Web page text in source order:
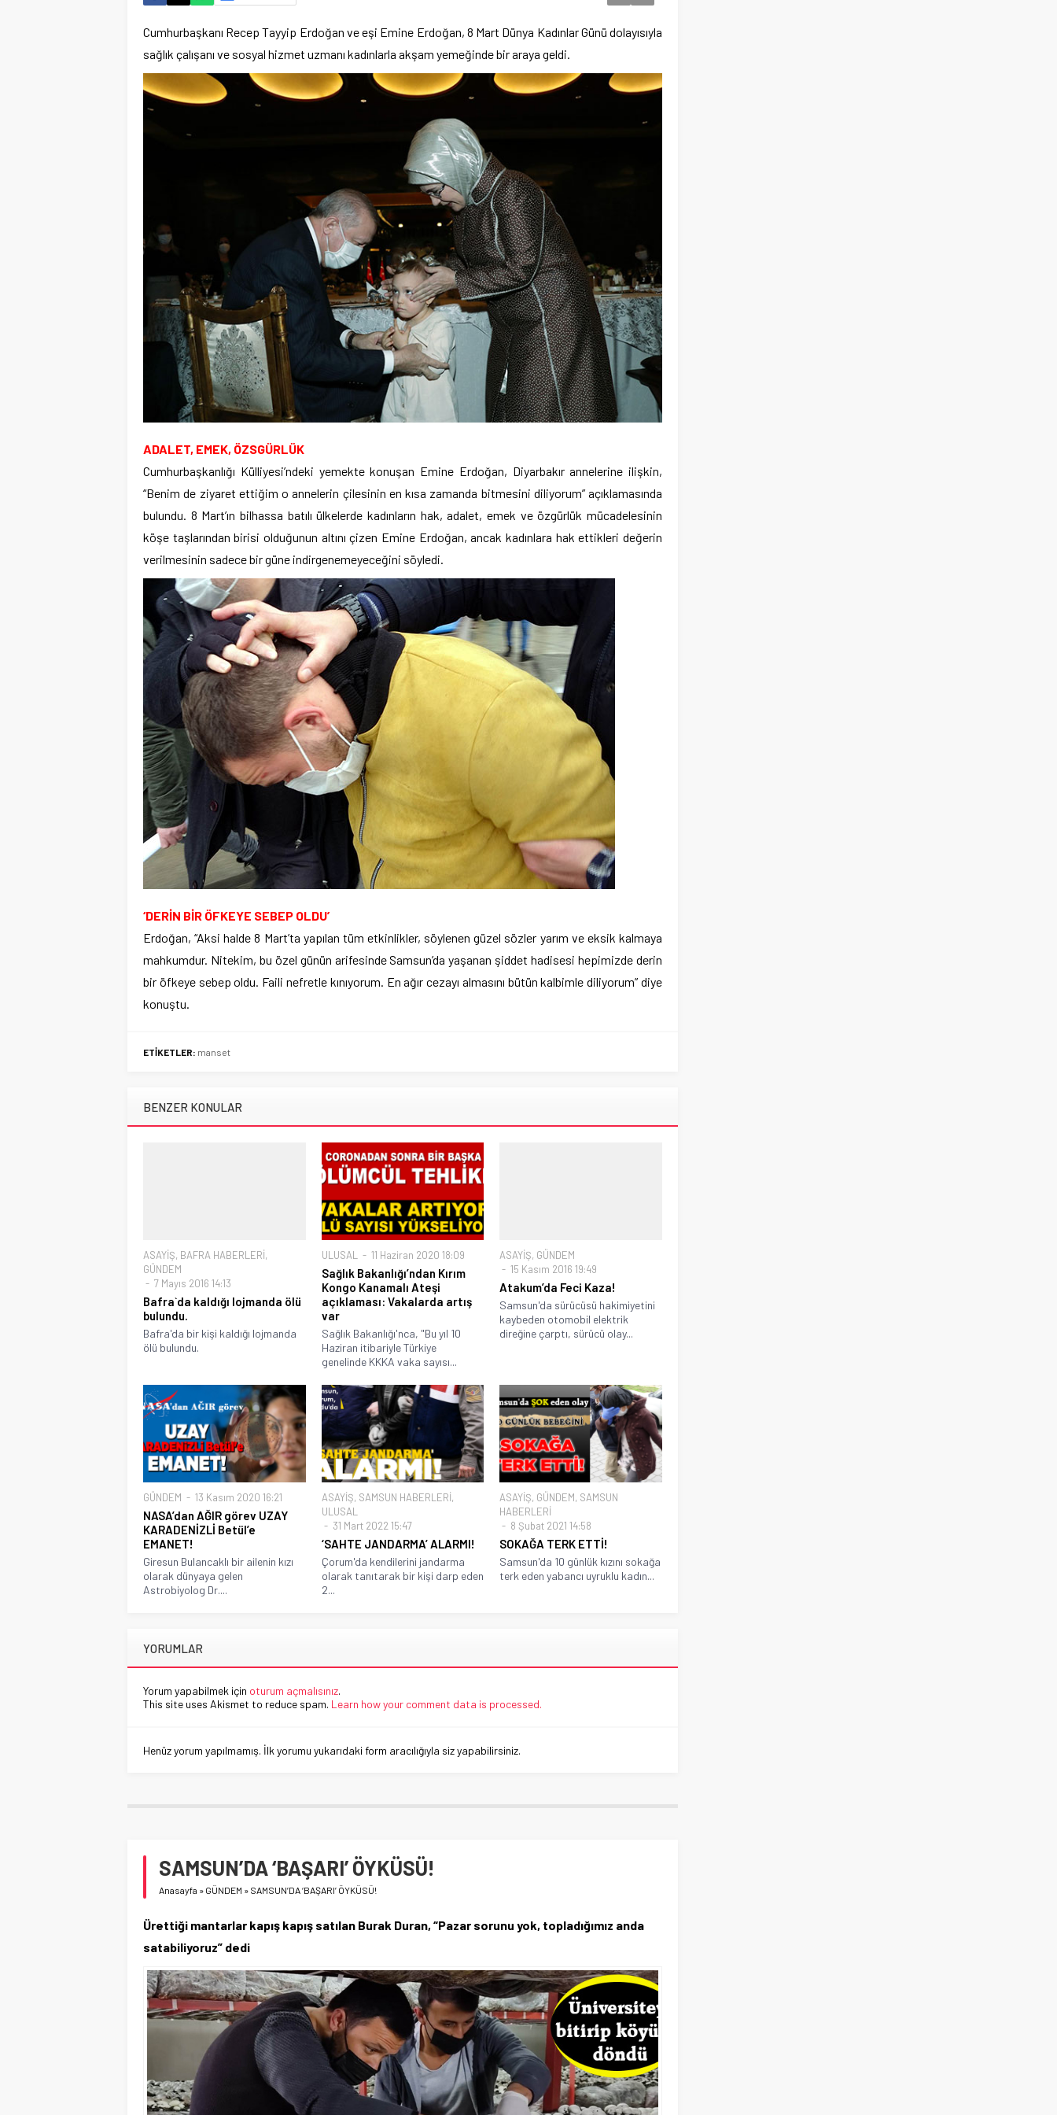
Cumhurbaşkanı Recep Tayyip Erdoğan ve eşi Emine Erdoğan, 8 Mart Dünya Kadınlar Günü dolayısıyla
sağlık çalışanı ve sosyal hizmet uzmanı kadınlarla akşam yemeğinde bir araya geldi.
ADALET, EMEK, ÖZSGÜRLÜK
Cumhurbaşkanlığı Külliyesi’ndeki yemekte konuşan Emine Erdoğan, Diyarbakır annelerine ilişkin,
“Benim de ziyaret ettiğim o annelerin çilesinin en kısa zamanda bitmesini diliyorum” açıklamasında
bulundu. 8 Mart’ın bilhassa batılı ülkelerde kadınların hak, adalet, emek ve özgürlük mücadelesinin
köşe taşlarından birisi olduğunun altını çizen Emine Erdoğan, ancak kadınlara hak ettikleri değerin
verilmesinin sadece bir güne indirgenemeyeceğini söyledi.
‘DERİN BİR ÖFKEYE SEBEP OLDU’
Erdoğan, “Aksi halde 8 Mart’ta yapılan tüm etkinlikler, söylenen güzel sözler yarım ve eksik kalmaya
mahkumdur. Nitekim, bu özel günün arifesinde Samsun’da yaşanan şiddet hadisesi hepimizde derin
bir öfkeye sebep oldu. Faili nefretle kınıyorum. En ağır cezayı almasını bütün kalbimle diliyorum” diye
konuştu.
ETİKETLER: manset
BENZER KONULAR
ASAYİŞ, BAFRA HABERLERİ,
GÜNDEM
7 Mayıs 2016 14:13
Bafra`da kaldığı lojmanda ölü
bulundu.
Bafra'da bir kişi kaldığı lojmanda
ölü bulundu.
ULUSAL 11 Haziran 2020 18:09
Sağlık Bakanlığı’ndan Kırım
Kongo Kanamalı Ateşi
açıklaması: Vakalarda artış
var
Sağlık Bakanlığı'nca, "Bu yıl 10
Haziran itibariyle Türkiye
genelinde KKKA vaka sayısı...
ASAYİŞ, GÜNDEM
15 Kasım 2016 19:49
Atakum’da Feci Kaza!
Samsun'da sürücüsü hakimiyetini
kaybeden otomobil elektrik
direğine çarptı, sürücü olay...
GÜNDEM 13 Kasım 2020 16:21
NASA’dan AĞIR görev UZAY
KARADENİZLİ Betül’e
EMANET!
Giresun Bulancaklı bir ailenin kızı
olarak dünyaya gelen
Astrobiyolog Dr....
ASAYİŞ, SAMSUN HABERLERİ,
ULUSAL
31 Mart 2022 15:47
‘SAHTE JANDARMA’ ALARMI!
Çorum'da kendilerini jandarma
olarak tanıtarak bir kişi darp eden
2...
ASAYİŞ, GÜNDEM, SAMSUN
HABERLERİ
8 Şubat 2021 14:58
SOKAĞA TERK ETTİ!
Samsun'da 10 günlük kızını sokağa
terk eden yabancı uyruklu kadın...
YORUMLAR
Yorum yapabilmek için oturum açmalısınız.
This site uses Akismet to reduce spam. Learn how your comment data is processed.
Henüz yorum yapılmamış. İlk yorumu yukarıdaki form aracılığıyla siz yapabilirsiniz.
SAMSUN’DA ‘BAŞARI’ ÖYKÜSÜ!
Anasayfa » GÜNDEM » SAMSUN’DA ‘BAŞARI’ ÖYKÜSÜ!
Ürettiği mantarlar kapış kapış satılan Burak Duran, “Pazar sorunu yok, topladığımız anda
satabiliyoruz” dedi